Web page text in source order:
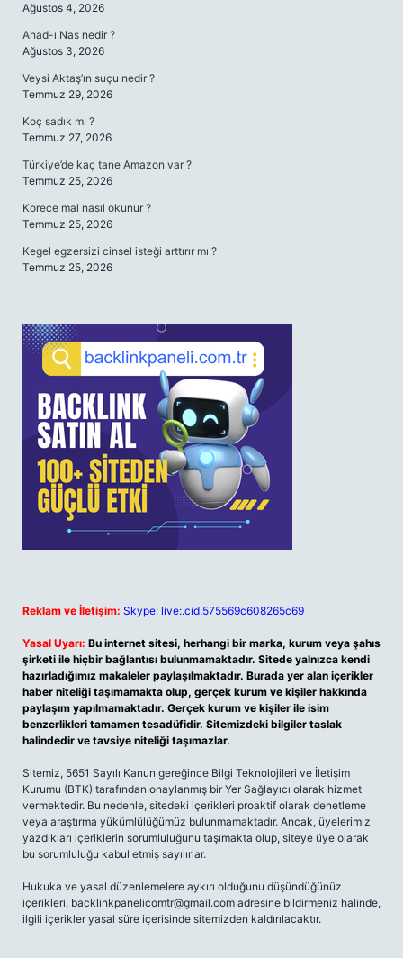
Ağustos 4, 2026
Ahad-ı Nas nedir ?
Ağustos 3, 2026
Veysi Aktaş’ın suçu nedir ?
Temmuz 29, 2026
Koç sadık mı ?
Temmuz 27, 2026
Türkiye’de kaç tane Amazon var ?
Temmuz 25, 2026
Korece mal nasıl okunur ?
Temmuz 25, 2026
Kegel egzersizi cinsel isteği arttırır mı ?
Temmuz 25, 2026
Reklam ve İletişim: Skype: live:.cid.575569c608265c69
Yasal Uyarı: Bu internet sitesi, herhangi bir marka, kurum veya şahıs
şirketi ile hiçbir bağlantısı bulunmamaktadır. Sitede yalnızca kendi
hazırladığımız makaleler paylaşılmaktadır. Burada yer alan içerikler
haber niteliği taşımamakta olup, gerçek kurum ve kişiler hakkında
paylaşım yapılmamaktadır. Gerçek kurum ve kişiler ile isim
benzerlikleri tamamen tesadüfidir. Sitemizdeki bilgiler taslak
halindedir ve tavsiye niteliği taşımazlar.
Sitemiz, 5651 Sayılı Kanun gereğince Bilgi Teknolojileri ve İletişim
Kurumu (BTK) tarafından onaylanmış bir Yer Sağlayıcı olarak hizmet
vermektedir. Bu nedenle, sitedeki içerikleri proaktif olarak denetleme
veya araştırma yükümlülüğümüz bulunmamaktadır. Ancak, üyelerimiz
yazdıkları içeriklerin sorumluluğunu taşımakta olup, siteye üye olarak
bu sorumluluğu kabul etmiş sayılırlar.
Hukuka ve yasal düzenlemelere aykırı olduğunu düşündüğünüz
içerikleri, backlinkpanelicomtr@gmail.com adresine bildirmeniz halinde,
ilgili içerikler yasal süre içerisinde sitemizden kaldırılacaktır.